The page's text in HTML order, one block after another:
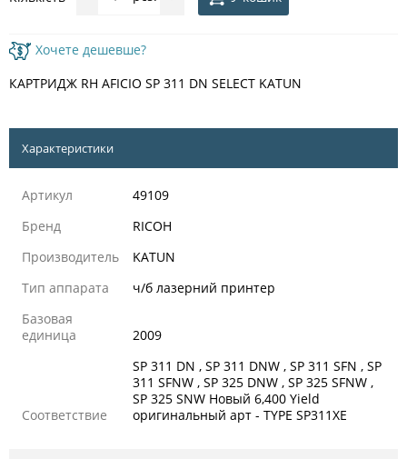
Хочете дешевше?
КАРТРИДЖ RH AFICIO SP 311 DN SELECT KATUN
Характеристики
Артикул
49109
Бренд
RICOH
Производитель
KATUN
Тип аппарата
ч/б лазерний принтер
Базовая
единица
2009
Соответствие
SP 311 DN , SP 311 DNW , SP 311 SFN , SP
311 SFNW , SP 325 DNW , SP 325 SFNW ,
SP 325 SNW Новый 6,400 Yield
оригинальный арт - TYPE SP311XE